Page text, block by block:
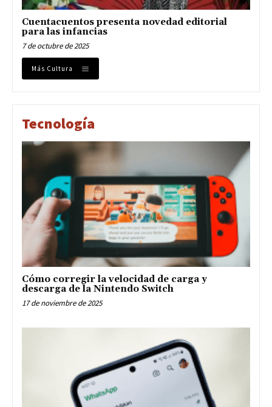
Cuentacuentos presenta novedad editorial
para las infancias
7 de octubre de 2025
Más Cultura
Tecnología
Cómo corregir la velocidad de carga y
descarga de la Nintendo Switch
17 de noviembre de 2025